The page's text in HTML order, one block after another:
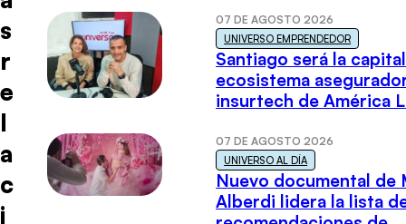
s
r
e
l
a
c
i
07 DE AGOSTO 2026
UNIVERSO EMPRENDEDOR
Santiago será la
ecosistema
insurtech de América
07 DE AGOSTO 2026
UNIVERSO AL DÍA
Nuevo documental de
Alberdi lidera la lista